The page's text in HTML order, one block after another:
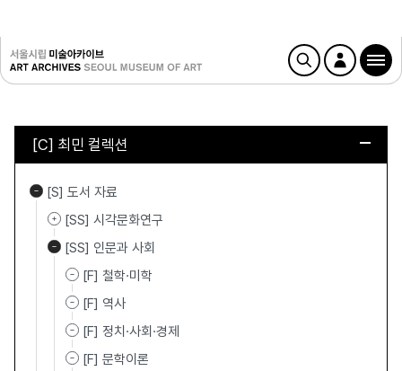
[C] 최민 컬렉션
[S] 도서 자료
[SS] 시각문화연구
[SS] 인문과 사회
[F] 철학·미학
[F] 역사
[F] 정치·사회·경제
[F] 문학이론